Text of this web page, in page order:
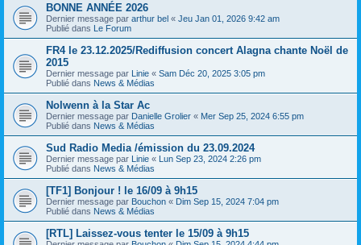
BONNE ANNÉE 2026
Dernier message par arthur bel « Jeu Jan 01, 2026 9:42 am
Publié dans Le Forum
FR4 le 23.12.2025/Rediffusion concert Alagna chante Noël de
2015
Dernier message par Linie « Sam Déc 20, 2025 3:05 pm
Publié dans News & Médias
Nolwenn à la Star Ac
Dernier message par Danielle Grolier « Mer Sep 25, 2024 6:55 pm
Publié dans News & Médias
Sud Radio Media /émission du 23.09.2024
Dernier message par Linie « Lun Sep 23, 2024 2:26 pm
Publié dans News & Médias
[TF1] Bonjour ! le 16/09 à 9h15
Dernier message par Bouchon « Dim Sep 15, 2024 7:04 pm
Publié dans News & Médias
[RTL] Laissez-vous tenter le 15/09 à 9h15